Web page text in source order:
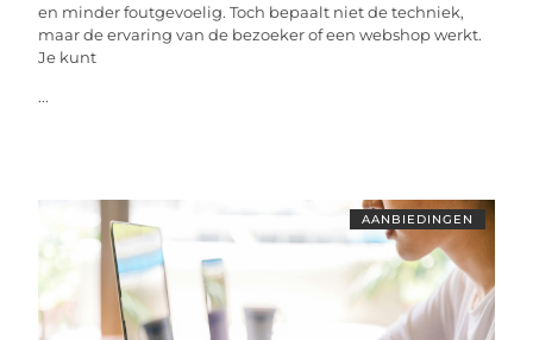
en minder foutgevoelig. Toch bepaalt niet de techniek,
maar de ervaring van de bezoeker of een webshop werkt.
Je kunt
...
AANBIEDINGEN